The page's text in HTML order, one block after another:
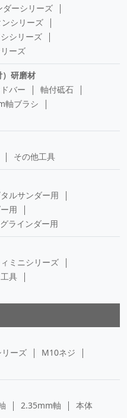
ダーシリーズ
シリーズ
シリーズ
ーズ
）研磨材
バー
軸付砥石
軸ブラシ
その他工具
ルサンダー用
用
ラインダー用
ミニシリーズ
具
ーズ
M10ネジ
2.35mm軸 本体